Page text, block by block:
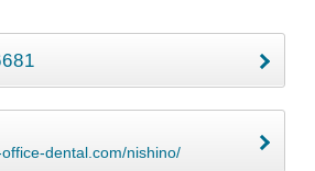
dental.com/nishino/